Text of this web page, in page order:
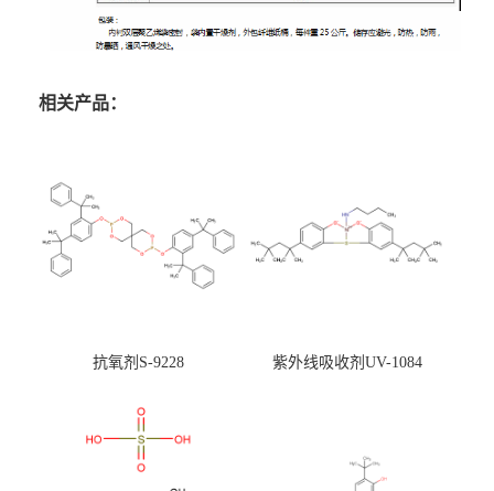
相关产品：
抗氧剂S-9228 紫外线吸收剂UV-1084